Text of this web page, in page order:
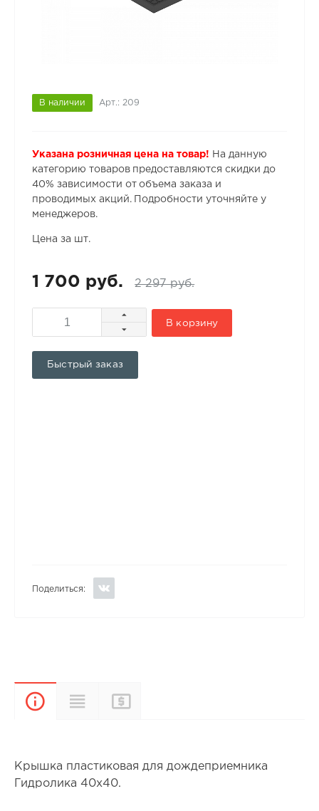
В наличии Арт.: 209
Указана розничная цена на товар! На данную
категорию товаров предоставляются скидки до
40% зависимости от объема заказа и
проводимых акций. Подробности уточняйте у
менеджеров.
Цена за шт.
1 700 руб. 2 297 руб.
В корзину
Быстрый заказ
Поделиться:
ОписаниеХарактеристики
Крышка пластиковая для дождеприемника
Гидролика 40х40.